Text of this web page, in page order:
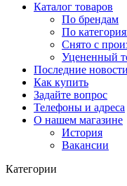
Каталог товаров
По брендам
По
Снято с
Уцененный
Последние новости
Как купить
Задайте вопрос
Телефоны и адреса
О нашем магазине
История
Вакансии
Категории